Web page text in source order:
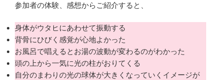
参加者の体験、感想からご紹介すると、
身体がウタヒにあわせて振動する
背骨にひびく感覚が心地よかった
お風呂で唱えるとお湯の波動が変わるのがわかった
頭の上から一気に光の柱がおりてくる
自分のまわりの光の球体が大きくなっていくイメージが